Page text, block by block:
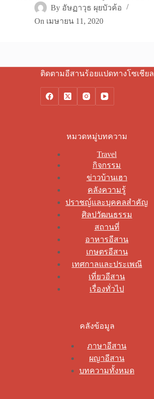
By อัษฏาวุธ ผุยบัวค้อ
On เมษายน 11, 2020
ติดตามอีสานร้อยแปดทางโซเชียล
หมวดหมู่บทความ
Travel
กิจกรรม
ข่าวบ้านเฮา
คลังความรู้
ปราชญ์และบุคคลสำคัญ
ศิลปวัฒนธรรม
สถานที่
อาหารอีสาน
เกษตรอีสาน
เทศกาลและประเพณี
เที่ยวอีสาน
เรื่องทั่วไป
คลังข้อมูล
ภาษาอีสาน
ผญาอีสาน
บทความทั้งหมด